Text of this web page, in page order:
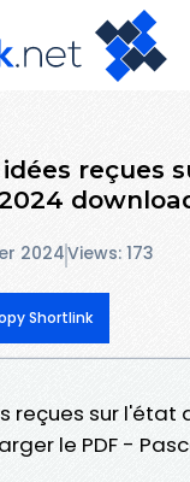
reçues
2024Views: 173
Shortlink
reçues sur l'état
le PDF -